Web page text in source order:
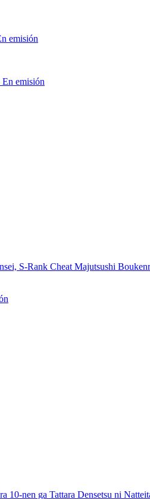
emisión
En emisión
S-Rank Cheat Majutsushi